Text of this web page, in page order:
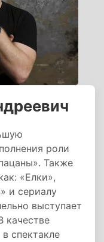
роли
Также
«Елки»,
и сериалу
выступает
качестве
спектакле